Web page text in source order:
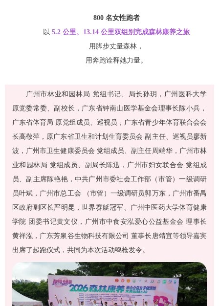
800 名女性跑者
以 5.2 公里、13.14 公里双组别完成森林康养之旅
用脚步丈量森林，
用奔跑诠释她力量。
广州市林业和园林局 党组书记、局长孙玥，广州医科大学
原党委常委、副校长，广东省钟南山医学基金会理事长陈小兵，
广东省体育局 原党组成员、巡视员，广东省青少年体育联合会会
长高敬萍，原广东省卫生和计划生育委员会 副主任、巡视员廖新
波，广州市卫生健康委员会 党组成员、副主任周端华，广州市林
业和园林局 党组成员、副局长陈迅，广州市妇女联合会 党组成
员、副主席陈艳艳，中共广州市委社会工作部（市管）一级调研
员叶斌，广州市总工会 （市管）一级调研员郭万东，广州市番禺
区政府副区长严明昆，世界赛艇冠军、广州中医药大学体育健康
学院 团委书记黄文仪，广州市中食安泓爱心公益基金会 理事长
黄祥泓，广东芳泉谷生物科技有限公司 董事长唐靖宜等领导嘉宾
出席了起跑仪式，共同为本次活动鸣枪发令。